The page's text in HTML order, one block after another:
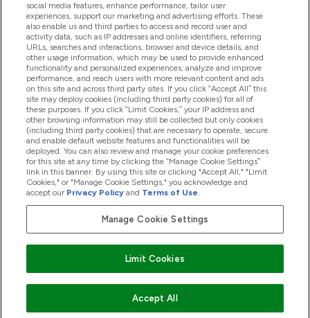
Προϊόντα
Εταιρικές Πληροφορίες
Εκπτώσεις & Ανταμοιβές
2026 The Hut.com Ltd
social media features, enhance performance, tailor user
experiences, support our marketing and advertising efforts. These
also enable us and third parties to access and record user and
activity data, such as IP addresses and online identifiers, referring
URLs, searches and interactions, browser and device details, and
other usage information, which may be used to provide enhanced
functionality and personalized experiences, analyze and improve
performance, and reach users with more relevant content and ads
on this site and across third party sites. If you click “Accept All” this
site may deploy cookies (including third party cookies) for all of
these purposes. If you click “Limit Cookies,” your IP address and
other browsing information may still be collected but only cookies
(including third party cookies) that are necessary to operate, secure
and enable default website features and functionalities will be
deployed. You can also review and manage your cookie preferences
for this site at any time by clicking the “Manage Cookie Settings”
link in this banner. By using this site or clicking "Accept All," "Limit
Cookies," or "Manage Cookie Settings," you acknowledge and
accept our Privacy Policy and Terms of Use.
Manage Cookie Settings
Limit Cookies
Accept All